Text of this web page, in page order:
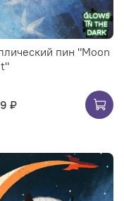
пин "Moon
₽